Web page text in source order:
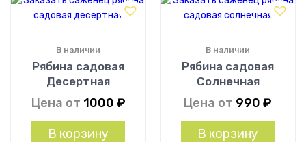
Рябина садовая
Десертная
В наличии
Цена от 1000 ₽
В корзину
Рябина садовая
Солнечная
В наличии
Цена от 990 ₽
В корзину